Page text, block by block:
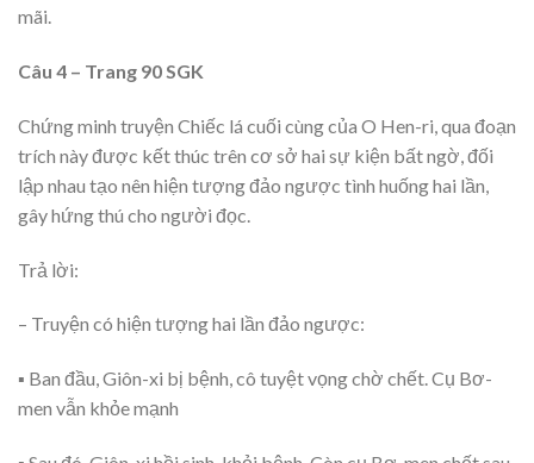
mãi.
Câu 4 – Trang 90 SGK
Chứng minh truyện Chiếc lá cuối cùng của O Hen-ri, qua đoạn
trích này được kết thúc trên cơ sở hai sự kiện bất ngờ, đối
lập nhau tạo nên hiện tượng đảo ngược tình huống hai lần,
gây hứng thú cho người đọc.
Trả lời:
– Truyện có hiện tượng hai lần đảo ngược:
▪ Ban đầu, Giôn-xi bị bệnh, cô tuyệt vọng chờ chết. Cụ Bơ-
men vẫn khỏe mạnh